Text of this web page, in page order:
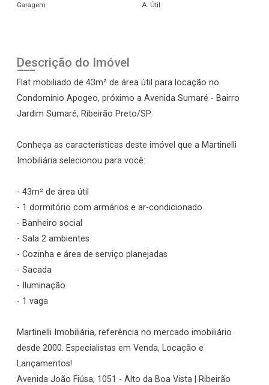
Garagem A. Útil
Descrição do Imóvel
Flat mobiliado de 43m² de área útil para locação no
Condomínio Apogeo, próximo a Avenida Sumaré - Bairro
Jardim Sumaré, Ribeirão Preto/SP.
Conheça as características deste imóvel que a Martinelli
Imobiliária selecionou para você:
- 43m² de área útil
- 1 dormitório com armários e ar-condicionado
- Banheiro social
- Sala 2 ambientes
- Cozinha e área de serviço planejadas
- Sacada
- Iluminação
- 1 vaga
Martinelli Imobiliária, referência no mercado imobiliário
desde 2000. Especialistas em Venda, Locação e
Lançamentos!
Avenida João Fiúsa, 1051 - Alto da Boa Vista | Ribeirão